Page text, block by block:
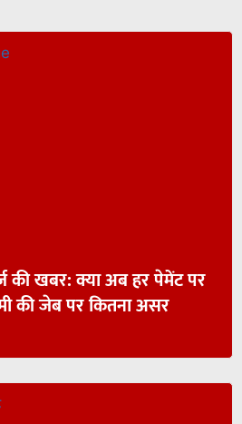
की खबर: क्या अब हर पेमेंट पर
की जेब पर कितना असर